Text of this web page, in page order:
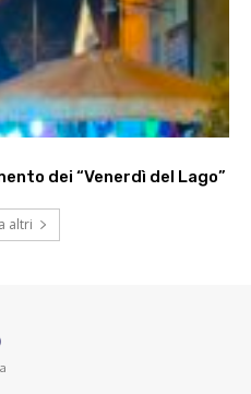
dei “Venerdì del Lago”
altri